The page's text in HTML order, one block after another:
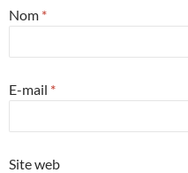
Nom *
E-mail *
Site web